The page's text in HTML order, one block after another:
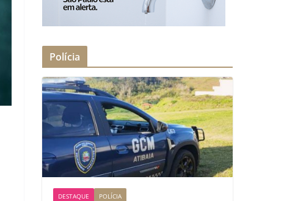
Polícia
DESTAQUE POLÍCIA